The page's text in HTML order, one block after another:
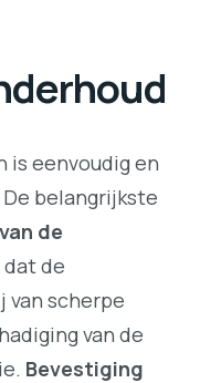
is eenvoudig en
belangrijkste
de
dat de
van scherpe
van de
Bevestiging